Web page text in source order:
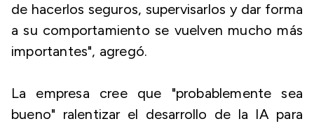
de hacerlos seguros, supervisarlos y dar forma
a su comportamiento se vuelven mucho más
importantes", agregó.
La empresa cree que "probablemente sea
bueno" ralentizar el desarrollo de la IA para